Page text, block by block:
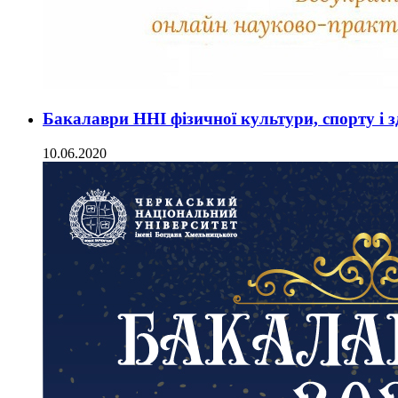
Бакалаври ННІ фізичної культури, спорту і
10.06.2020